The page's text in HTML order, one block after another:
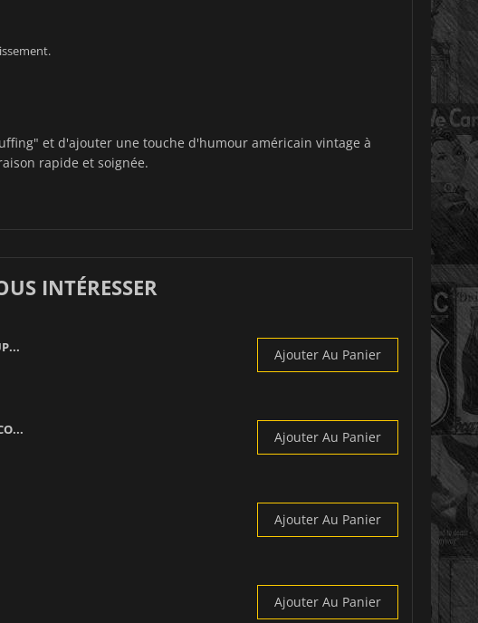
et d'ajouter une touche d'humour américain vintage à
rapide et soignée.
INTÉRESSER
Ajouter Au Panier
Ajouter Au Panier
Ajouter Au Panier
Ajouter Au Panier